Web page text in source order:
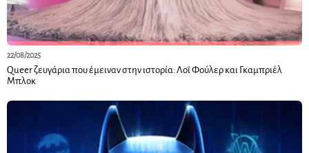
22/08/2025
Queer ζευγάρια που έμειναν στην ιστορία: Λοΐ Φούλερ και Γκαμπριέλ
Μπλοκ